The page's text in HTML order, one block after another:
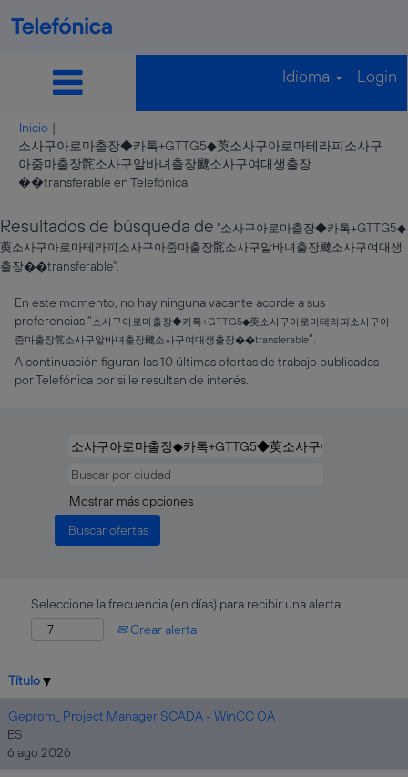
Idioma Login
Inicio |
소사구아로마출장◆카톡+GTTG5◆萸소사구아로마테라피ֺ소사구
아줌마출장䯔소사구알바녀출장飉소사구여대생출장
��transferable en Telefónica(página
Resultados de búsqueda de "소사구아로마출장◆카톡+GTTG5◆
萸소사구아로마테라피ֺ소사구아줌마출장䯔소사구알바녀출장飉소사구여대생
출장��transferable".
En este momento, no hay ninguna vacante acorde a sus
preferencias "소사구아로마출장◆카톡+GTTG5◆萸소사구아로마테라피ֺ소사구아
줌마출장䯔소사구알바녀출장飉소사구여대생출장��transferable".
A continuación figuran las 10 últimas ofertas de trabajo publicadas
por Telefónica por si le resultan de interés.
Mostrar más opciones
Seleccione la frecuencia (en días) para recibir una alerta:
Crear alerta
Título
Geprom_ Project Manager SCADA - WinCC OA
ES
6 ago 2026